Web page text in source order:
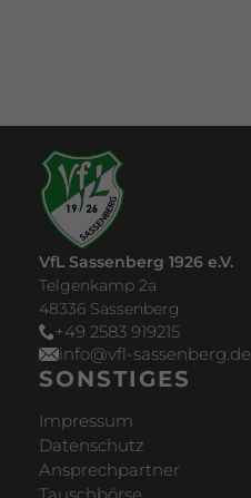
VfL Sassenberg 1926 e.V.
Telgenkamp 2a
48336 Sassenberg
+49 2583 919215
info@vfl-sassenberg.de
SONSTIGES
Impressum
Datenschutz
Ansprechpartner